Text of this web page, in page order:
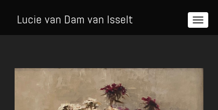
Lucie van Dam van Isselt